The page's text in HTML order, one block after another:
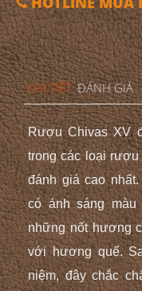
CHI TIẾT ĐÁNH GIÁ
Rượu Chivas XV
trong các loại
đánh giá cao
có ánh sáng
những nốt hương
với hương quế.
niệm, đây chắc